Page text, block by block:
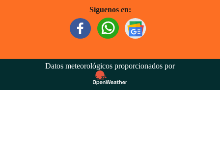
Síguenos en:
Datos meteorológicos proporcionados por